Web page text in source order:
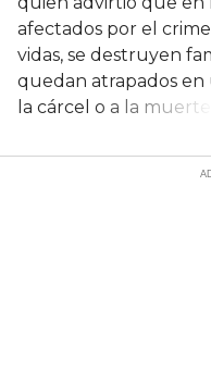
afectados por el
vidas, se destruyen
quedan atrapados
la cárcel o a la muerte.